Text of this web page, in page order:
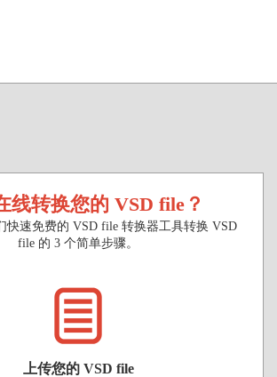
线转换您的 VSD file？
快速免费的 VSD file 转换器工具转换 VSD
file 的 3 个简单步骤。
上传您的 VSD file